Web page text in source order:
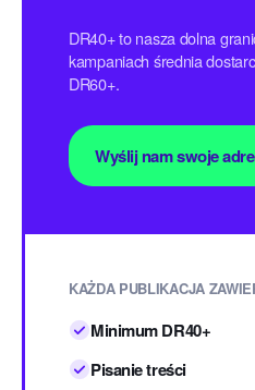
DR40+ to nasza dolna
kampaniach średnia
DR60+.
Wyślij nam swoje
KAŻDA PUBLIKACJA
Minimum DR40+
Pisanie treści